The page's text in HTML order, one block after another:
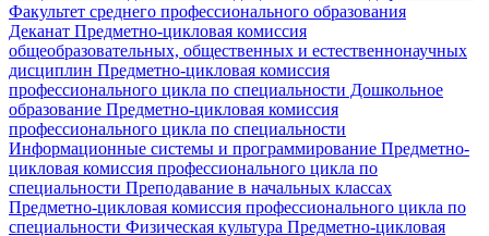
Факультет среднего профессионального образования
Деканат Предметно-цикловая комиссия
общеобразовательных, общественных и естественнонаучных
дисциплин Предметно-цикловая комиссия
профессионального цикла по специальности Дошкольное
образование Предметно-цикловая комиссия
профессионального цикла по специальности
Информационные системы и программирование Предметно-
цикловая комиссия профессионального цикла по
специальности Преподавание в начальных классах
Предметно-цикловая комиссия профессионального цикла по
специальности Физическая культура Предметно-цикловая